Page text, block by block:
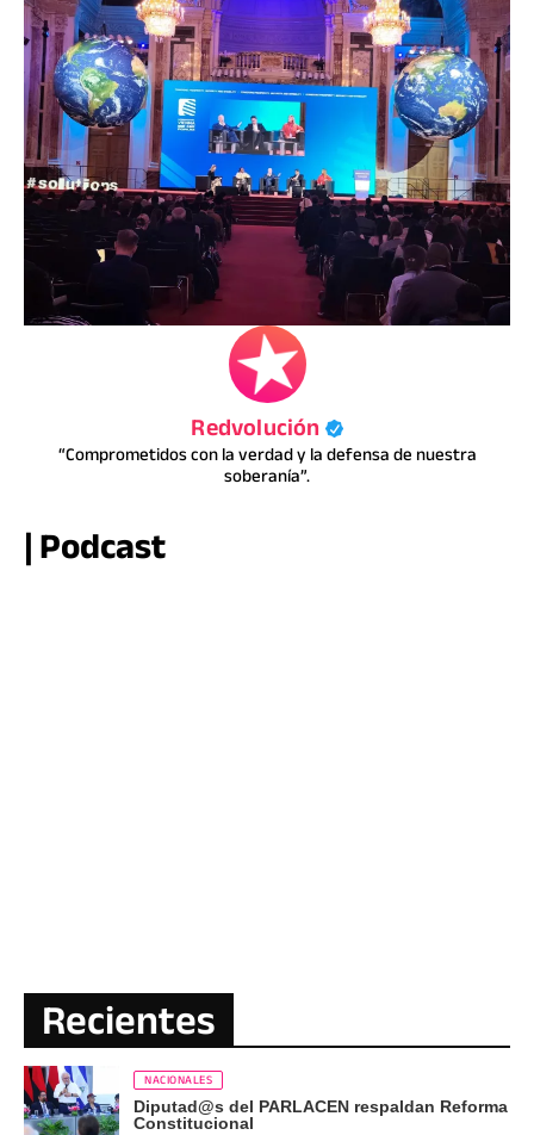
Redvolución
“Comprometidos con la verdad y la defensa de nuestra
soberanía”.
| Podcast
Recientes
NACIONALES
Diputad@s del PARLACEN respaldan Reforma
Constitucional